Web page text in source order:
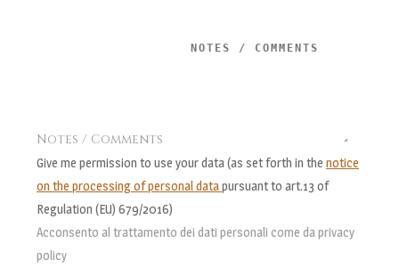
Notes / Comments
Give me permission to use your data (as set forth in the notice
on the processing of personal datapursuant to art.13 of
Regulation (EU) 679/2016)
Acconsento al trattamento dei dati personali come da privacy
policy